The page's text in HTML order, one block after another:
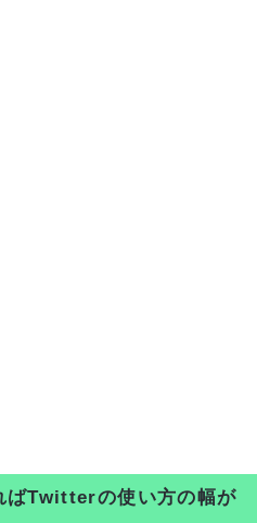
ばTwitterの使い方の幅が